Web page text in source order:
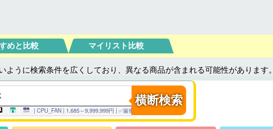
めと比較 マイリスト比較
うに検索条件を広くしており、異なる商品が含まれる可能性があります。